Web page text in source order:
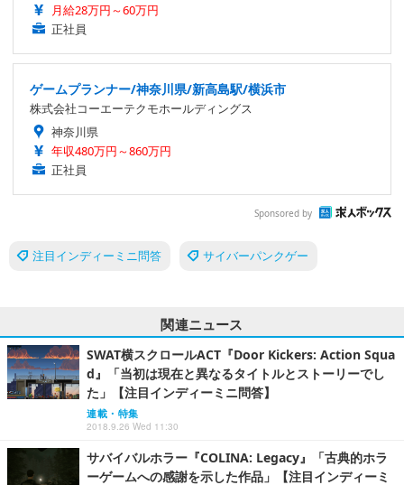
月給28万円～60万円
正社員
ゲームプランナー/神奈川県/新高島駅/横浜市
株式会社コーエーテクモホールディングス
神奈川県
年収480万円～860万円
正社員
Sponsored by
注目インディーミニ問答 サイバーパンクゲー
関連ニュース
SWAT横スクロールACT『Door Kickers: Action Squa
d』「当初は現在と異なるタイトルとストーリーでし
た」【注目インディーミニ問答】
連載・特集
2018.9.26 Wed 11:30
サバイバルホラー『COLINA: Legacy』「古典的ホラ
ーゲームへの感謝を示した作品」【注目インディーミ